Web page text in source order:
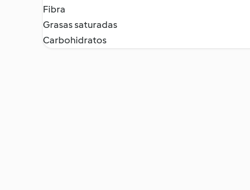
Fibra
Grasas saturadas
Carbohidratos